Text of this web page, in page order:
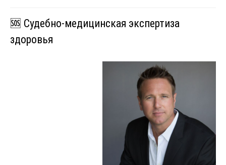
🆘 Судебно-медицинская экспертиза
здоровья